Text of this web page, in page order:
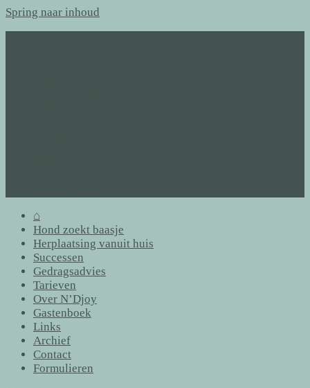
Spring naar inhoud
⌂
Hond zoekt baasje
Herplaatsing vanuit huis
Successen
Gedragsadvies
Tarieven
Over N’Djoy
Gastenboek
Links
Archief
Contact
Formulieren